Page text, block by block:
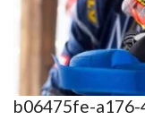
b06475fe-